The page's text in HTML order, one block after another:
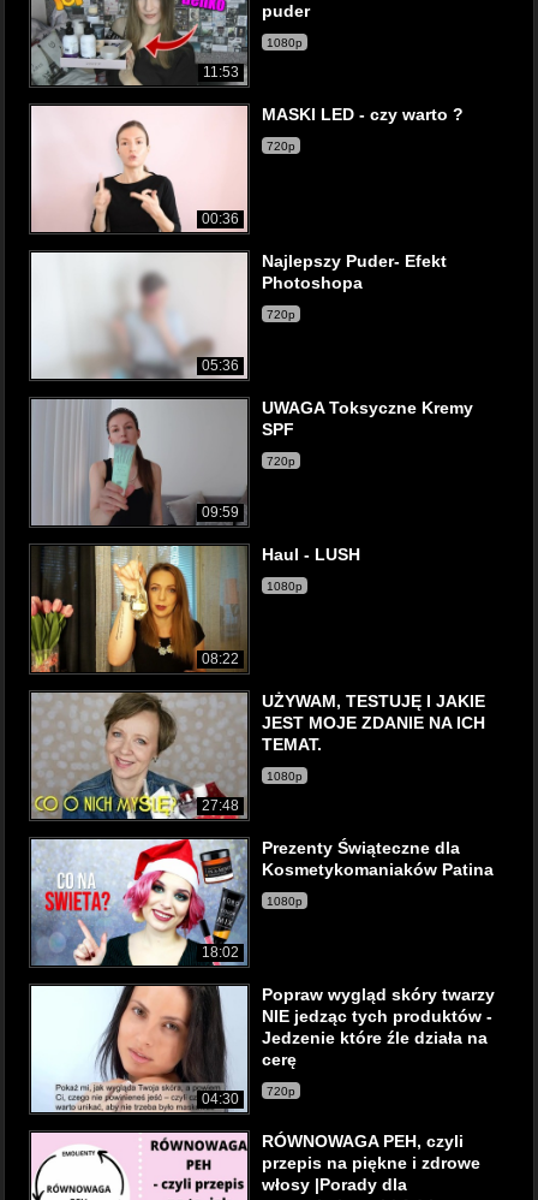
11:53
puder
1080p
00:36
MASKI LED - czy warto ?
720p
05:36
Najlepszy Puder- Efekt
Photoshopa
720p
09:59
UWAGA Toksyczne Kremy
SPF
720p
08:22
Haul - LUSH
1080p
27:48
UŻYWAM, TESTUJĘ I JAKIE
JEST MOJE ZDANIE NA ICH
TEMAT.
1080p
18:02
Prezenty Świąteczne dla
Kosmetykomaniaków Patina
1080p
04:30
Popraw wygląd skóry twarzy
NIE jedząc tych produktów -
Jedzenie które źle działa na
cerę
720p
RÓWNOWAGA PEH, czyli
przepis na piękne i zdrowe
włosy |Porady dla